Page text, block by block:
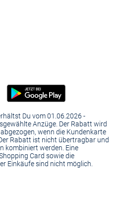
Du vom 01.06.2026 -
Anzüge. Der Rabatt wird
wenn die Kundenkarte
Rabatt ist nicht übertragbar und
kombiniert werden. Eine
Card sowie die
Einkäufe sind nicht möglich.